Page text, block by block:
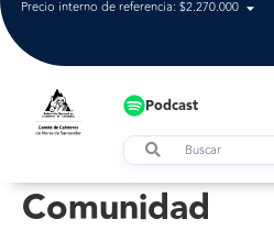
Precio interno de referencia: $2.270.000
Podcast
Comunidad